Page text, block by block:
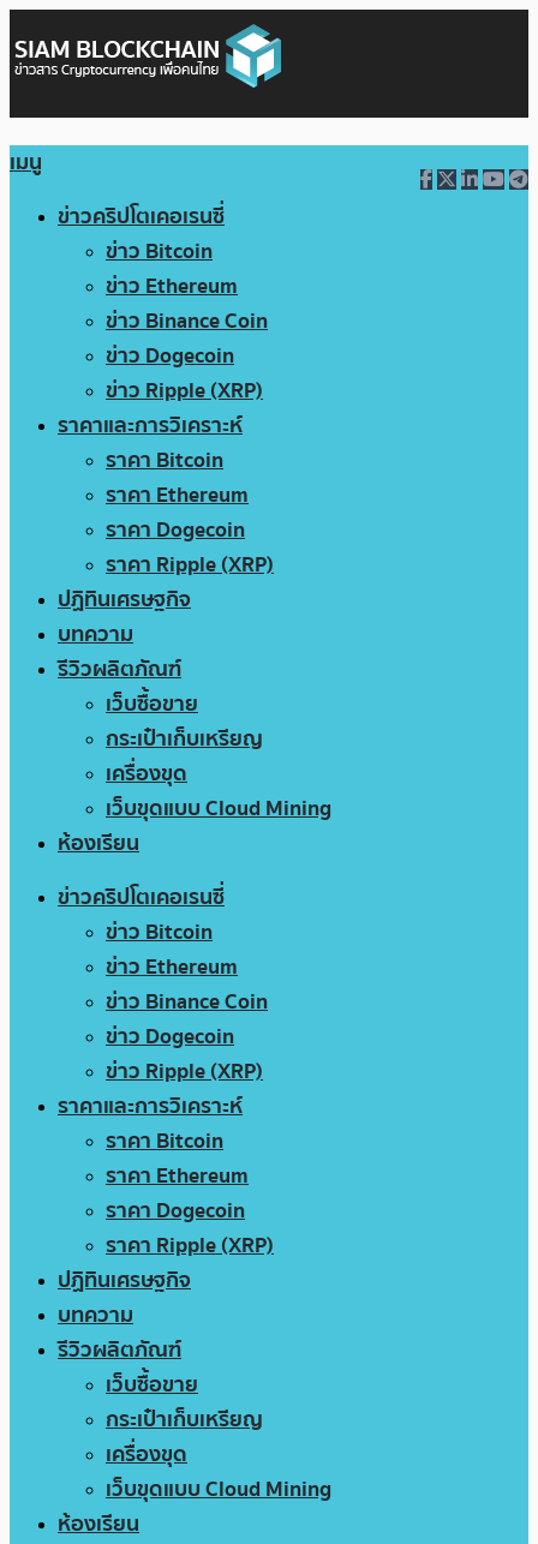
เมนู
ข่าวคริปโตเคอเรนซี่
ข่าว Bitcoin
ข่าว Ethereum
ข่าว Binance Coin
ข่าว Dogecoin
ข่าว Ripple (XRP)
ราคาและการวิเคราะห์
ราคา Bitcoin
ราคา Ethereum
ราคา Dogecoin
ราคา Ripple (XRP)
ปฏิทินเศรษฐกิจ
บทความ
รีวิวผลิตภัณฑ์
เว็บซื้อขาย
กระเป๋าเก็บเหรียญ
เครื่องขุด
เว็บขุดแบบ Cloud Mining
ห้องเรียน
ข่าวคริปโตเคอเรนซี่
ข่าว Bitcoin
ข่าว Ethereum
ข่าว Binance Coin
ข่าว Dogecoin
ข่าว Ripple (XRP)
ราคาและการวิเคราะห์
ราคา Bitcoin
ราคา Ethereum
ราคา Dogecoin
ราคา Ripple (XRP)
ปฏิทินเศรษฐกิจ
บทความ
รีวิวผลิตภัณฑ์
เว็บซื้อขาย
กระเป๋าเก็บเหรียญ
เครื่องขุด
เว็บขุดแบบ Cloud Mining
ห้องเรียน